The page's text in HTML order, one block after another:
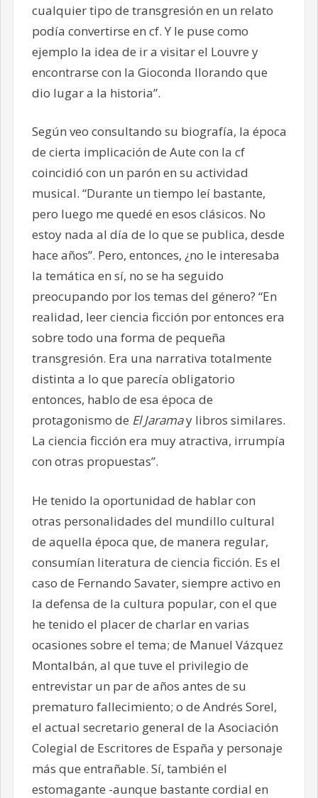
cualquier tipo de transgresión en un relato
podía convertirse en cf. Y le puse como
ejemplo la idea de ir a visitar el Louvre y
encontrarse con la Gioconda llorando que
dio lugar a la historia”.
Según veo consultando su biografía, la época
de cierta implicación de Aute con la cf
coincidió con un parón en su actividad
musical. “Durante un tiempo leí bastante,
pero luego me quedé en esos clásicos. No
estoy nada al día de lo que se publica, desde
hace años”. Pero, entonces, ¿no le interesaba
la temática en sí, no se ha seguido
preocupando por los temas del género? “En
realidad, leer ciencia ficción por entonces era
sobre todo una forma de pequeña
transgresión. Era una narrativa totalmente
distinta a lo que parecía obligatorio
entonces, hablo de esa época de
protagonismo de El Jaramay libros similares.
La ciencia ficción era muy atractiva, irrumpía
con otras propuestas”.
He tenido la oportunidad de hablar con
otras personalidades del mundillo cultural
de aquella época que, de manera regular,
consumían literatura de ciencia ficción. Es el
caso de Fernando Savater, siempre activo en
la defensa de la cultura popular, con el que
he tenido el placer de charlar en varias
ocasiones sobre el tema; de Manuel Vázquez
Montalbán, al que tuve el privilegio de
entrevistar un par de años antes de su
prematuro fallecimiento; o de Andrés Sorel,
el actual secretario general de la Asociación
Colegial de Escritores de España y personaje
más que entrañable. Sí, también el
estomagante -aunque bastante cordial en